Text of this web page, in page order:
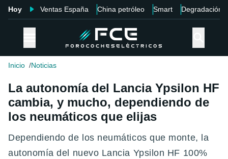
Hoy Ventas España China petróleo Smart Degradación
Inicio Noticias
La autonomía del Lancia Ypsilon HF
cambia, y mucho, dependiendo de
los neumáticos que elijas
Dependiendo de los neumáticos que monte, la
autonomía del nuevo Lancia Ypsilon HF 100%